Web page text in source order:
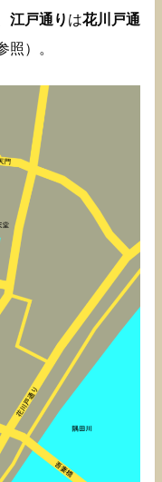
江戸通り は花川戸通
照）。